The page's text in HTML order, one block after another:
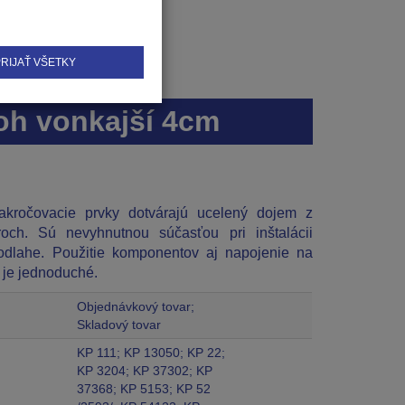
vonkajší 4cm
prvky dotvárajú ucelený dojem z
Sú nevyhnutnou súčasťou pri inštalácii
Použitie komponentov aj napojenie na
jednoduché.
Objednávkový tovar;
Skladový tovar
KP 111; KP 13050; KP 22;
KP 3204; KP 37302; KP
37368; KP 5153; KP 52
VŠETKY